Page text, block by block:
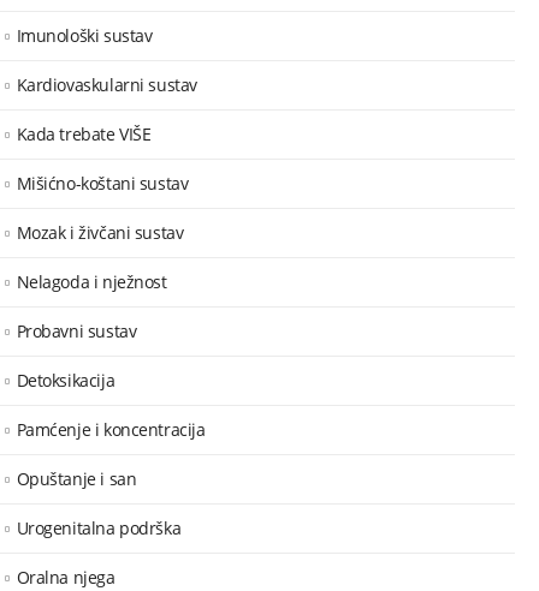
Imunološki sustav
Kardiovaskularni sustav
Kada trebate VIŠE
Mišićno-koštani sustav
Mozak i živčani sustav
Nelagoda i nježnost
Probavni sustav
Detoksikacija
Pamćenje i koncentracija
Opuštanje i san
Urogenitalna podrška
Oralna njega